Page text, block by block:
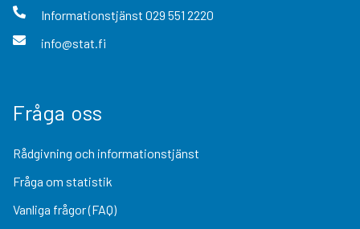
Informationstjänst 029 551 2220
info@stat.fi
Fråga oss
Rådgivning och informationstjänst
Fråga om statistik
Vanliga frågor (FAQ)